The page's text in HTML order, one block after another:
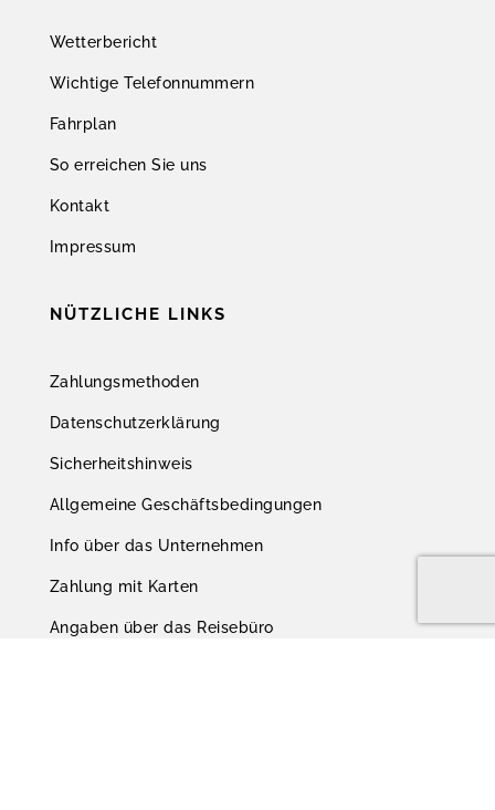
Wetterbericht
Wichtige Telefonnummern
Fahrplan
So erreichen Sie uns
Kontakt
Impressum
NÜTZLICHE LINKS
Zahlungsmethoden
Datenschutzerklärung
Sicherheitshinweis
Allgemeine Geschäftsbedingungen
Info über das Unternehmen
Zahlung mit Karten
Angaben über das Reisebüro